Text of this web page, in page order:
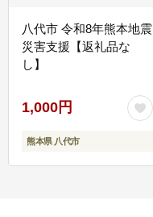
八代市 令和8年熊本地震
災害支援【返礼品な
し】
1,000円
熊本県 八代市